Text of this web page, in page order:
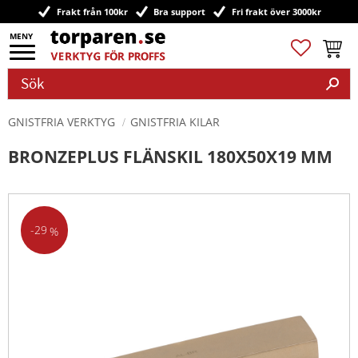
Meny
Frakt från 100kr Bra support Fri frakt över 3000kr
Favoriter
GNISTFRIA VERKTYG GNISTFRIA KILAR
BRONZEPLUS FLÄNSKIL 180X50X19 MM
29 %